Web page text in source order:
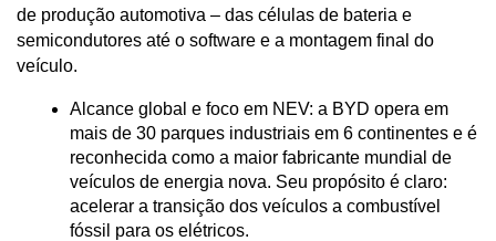
de produção automotiva – das células de bateria e
semicondutores até o software e a montagem final do
veículo.
Alcance global e foco em NEV: a BYD opera em
mais de 30 parques industriais em 6 continentes e é
reconhecida como a maior fabricante mundial de
veículos de energia nova. Seu propósito é claro:
acelerar a transição dos veículos a combustível
fóssil para os elétricos.